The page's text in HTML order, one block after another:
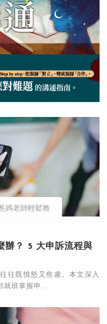
媽老師輕鬆教
辦？ 5 大申訴流程與
往既憤怒又焦慮。本文深入
就班掌握申...